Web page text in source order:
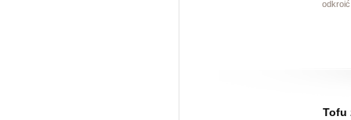
Tofu